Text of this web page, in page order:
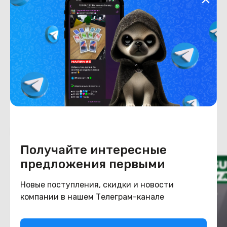
Получайте интересные
предложения первыми
Новые поступления, скидки и новости
компании в нашем Телеграм-канале
Емкость накопителя 512
Конструкция
Цвет голубой